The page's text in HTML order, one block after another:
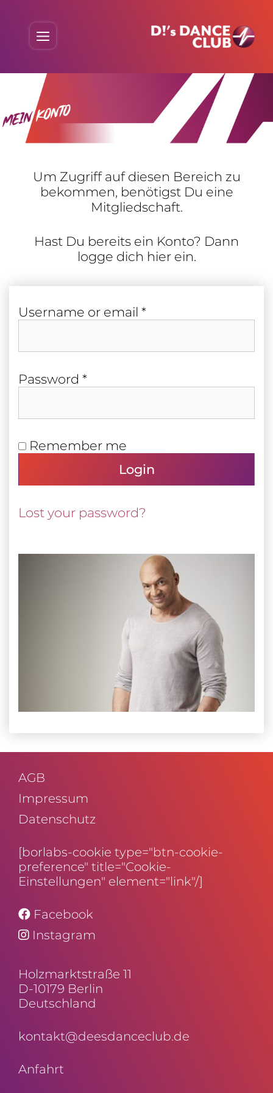
content
Um Zugriff auf diesen Bereich zu
bekommen, benö­tigst Du eine
Mitgliedschaft.
Hast Du bereits ein Konto? Dann
logge dich hier ein.
User­name or email *Required
Pass­word *Required
Remember me
Login
Lost your password?
AGB
Impressum
Daten­schutz
[borlabs-cookie type="btn-cookie-
preference" title="Cookie-
Einstellungen" element="link"/]
Facebook
Instagram
Holz­markt­straße 11
D-10179 Berlin
Deutschland
kontakt@deesdanceclub.de
Anfahrt